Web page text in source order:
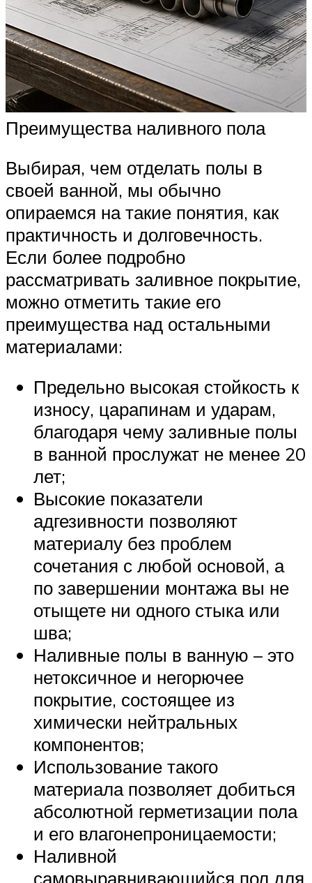
Преимущества наливного пола
Выбирая, чем отделать полы в
своей ванной, мы обычно
опираемся на такие понятия, как
практичность и долговечность.
Если более подробно
рассматривать заливное покрытие,
можно отметить такие его
преимущества над остальными
материалами:
Предельно высокая стойкость к
износу, царапинам и ударам,
благодаря чему заливные полы
в ванной прослужат не менее 20
лет;
Высокие показатели
адгезивности позволяют
материалу без проблем
сочетания с любой основой, а
по завершении монтажа вы не
отыщете ни одного стыка или
шва;
Наливные полы в ванную – это
нетоксичное и негорючее
покрытие, состоящее из
химически нейтральных
компонентов;
Использование такого
материала позволяет добиться
абсолютной герметизации пола
и его влагонепроницаемости;
Наливной
самовыравнивающийся пол для